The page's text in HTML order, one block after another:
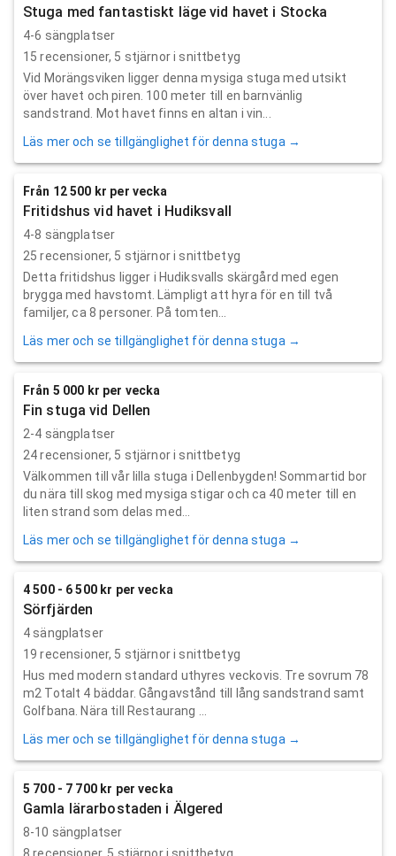
Stuga med fantastiskt läge vid havet i Stocka
4-6 sängplatser
15 recensioner, 5 stjärnor i snittbetyg
Vid Morängsviken ligger denna mysiga stuga med utsikt
över havet och piren. 100 meter till en barnvänlig
sandstrand. Mot havet finns en altan i vin...
Läs mer och se tillgänglighet för denna stuga →
Från 12 500 kr per vecka
Fritidshus vid havet i Hudiksvall
4-8 sängplatser
25 recensioner, 5 stjärnor i snittbetyg
Detta fritidshus ligger i Hudiksvalls skärgård med egen
brygga med havstomt. Lämpligt att hyra för en till två
familjer, ca 8 personer. På tomten...
Läs mer och se tillgänglighet för denna stuga →
Från 5 000 kr per vecka
Fin stuga vid Dellen
2-4 sängplatser
24recensioner, 5 stjärnor i snittbetyg
Välkommen till vår lilla stuga i Dellenbygden! Sommartid bor
du nära till skog med mysiga stigar och ca 40 meter till en
liten strand som delas med...
Läs mer och se tillgänglighet för denna stuga →
4 500 - 6 500 kr per vecka
Sörfjärden
4 sängplatser
19 recensioner, 5 stjärnor i snittbetyg
Hus med modern standard uthyres veckovis. Tre sovrum 78
m2 Totalt 4 bäddar. Gångavstånd till lång sandstrand samt
Golfbana. Nära till Restaurang ...
Läs mer och se tillgänglighet för denna stuga →
5 700 - 7 700 kr per vecka
Gamla lärarbostaden i Älgered
8-10 sängplatser
8 recensioner, 5 stjärnor i snittbetyg